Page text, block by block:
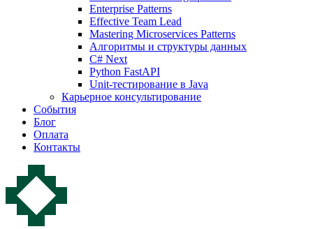
Enterprise Patterns
Effective Team Lead
Mastering Microservices Patterns
Алгоритмы и структуры данных
C# Next
Python FastAPI
Unit-тестирование в Java
Карьерное консультирование
События
Блог
Оплата
Контакты